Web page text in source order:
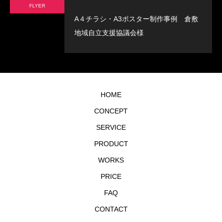
FLYER
A４チラシ・A3ポスター制作事例 倉敷
地域自立支援協議会様
HOME
CONCEPT
SERVICE
PRODUCT
WORKS
PRICE
FAQ
CONTACT